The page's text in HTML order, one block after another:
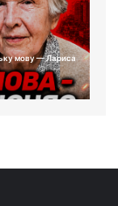
мову — Лариса